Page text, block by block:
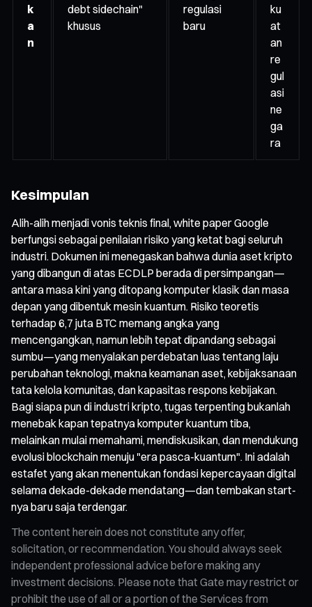
k
a
n
debt sidechain"
khusus
regulasi
baru
ku
at
an
re
gul
asi
ne
ga
ra
Kesimpulan
Alih-alih menjadi vonis teknis final, white paper Google
berfungsi sebagai penilaian risiko yang ketat bagi seluruh
industri. Dokumen ini menegaskan bahwa dunia aset kripto
yang dibangun di atas ECDLP berada di persimpangan—
antara masa kini yang ditopang komputer klasik dan masa
depan yang dibentuk mesin kuantum. Risiko teoretis
terhadap 6,7 juta BTC memang angka yang
mencengangkan, namun lebih tepat dipandang sebagai
sumbu—yang menyalakan perdebatan luas tentang laju
perubahan teknologi, makna keamanan aset, kebijaksanaan
tata kelola komunitas, dan kapasitas respons kebijakan.
Bagi siapa pun di industri kripto, tugas terpenting bukanlah
menebak kapan tepatnya komputer kuantum tiba,
melainkan mulai memahami, mendiskusikan, dan mendukung
evolusi blockchain menuju "era pasca-kuantum". Ini adalah
estafet yang akan menentukan fondasi kepercayaan digital
selama dekade-dekade mendatang—dan tembakan start-
nya baru saja terdengar.
The content herein does not constitute any offer,
solicitation, or recommendation. You should always seek
independent professional advice before making any
investment decisions. Please note that Gate may restrict or
prohibit the use of all or a portion of the Services from